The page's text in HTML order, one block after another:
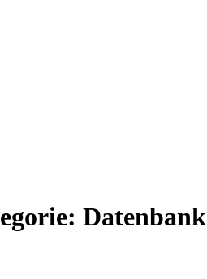
Datenbank